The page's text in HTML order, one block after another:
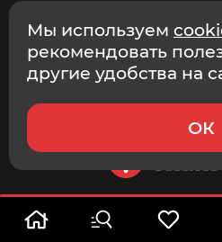
купить сейчас
Доставка
Мы используем
рекомендовать
другие удобства на
ОК
Эксклюзивный дистрибьютор
России и СНГ © ООО
Интернет-